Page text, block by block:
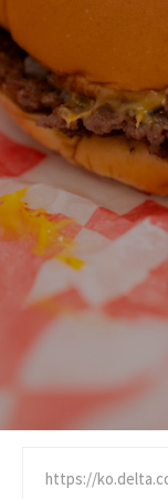
https://